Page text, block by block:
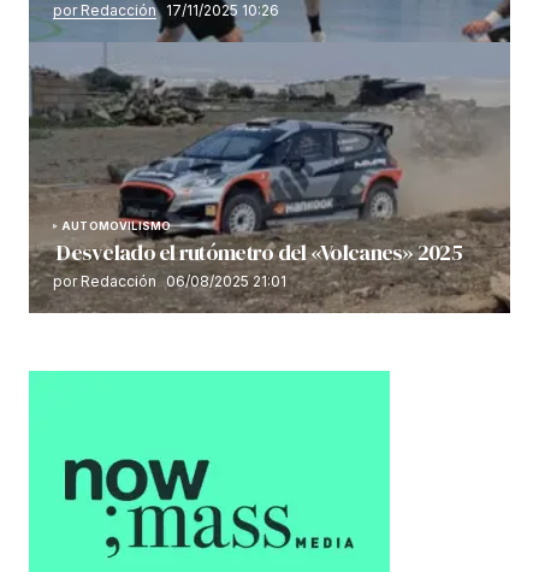
por Redacción 17/11/2025 10:26
AUTOMOVILISMO
Desvelado el rutómetro del «Volcanes» 2025
por Redacción 06/08/2025 21:01